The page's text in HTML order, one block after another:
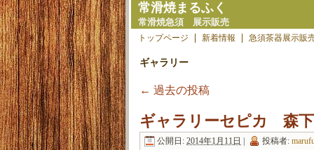
常滑焼まるふく
常滑焼急須 展示販売
トップページ 新着情報 急須茶器展示販
ギャラリー
← 過去の投稿
ギャラリーセピカ 森
公開日: 2014年1月11日 | 投稿者: